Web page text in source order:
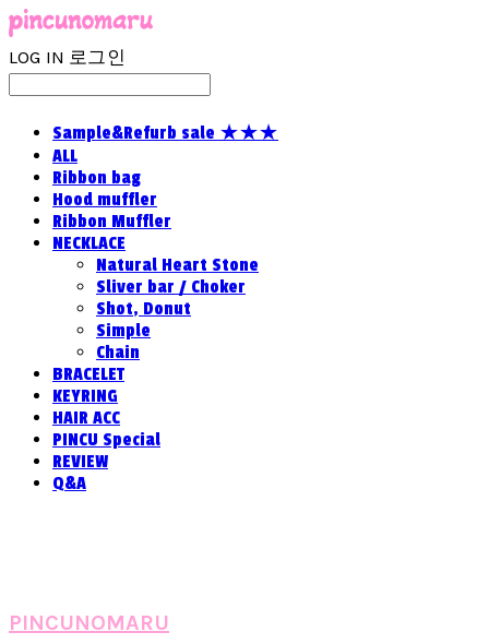
LOG IN 로그인
Sample&Refurb sale ★★★
ALL
Ribbon bag
Hood muffler
Ribbon Muffler
NECKLACE
Natural Heart Stone
Sliver bar / Choker
Shot, Donut
Simple
Chain
BRACELET
KEYRING
HAIR ACC
PINCU Special
REVIEW
Q&A
PINCUNOMARU